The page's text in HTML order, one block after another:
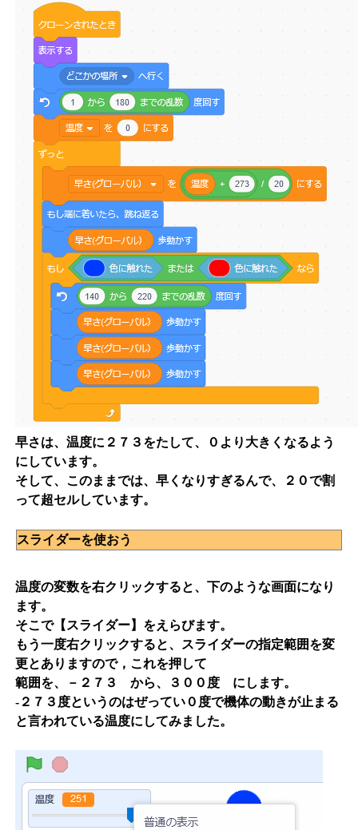
早さは、温度に２７３をたして、０より大きくなるよう
にしています。
そして、このままでは、早くなりすぎるんで、２０で割
って超セルしています。
スライダーを使おう
温度の変数を右クリックすると、下のような画面になり
ます。
そこで【スライダー】をえらびます。
もう一度右クリックすると、スライダーの指定範囲を変
更とありますので，これを押して
範囲を、－２７３ から、３００度 にします。
-２７３度というのはぜってい０度で機体の動きが止まる
と言われている温度にしてみました。